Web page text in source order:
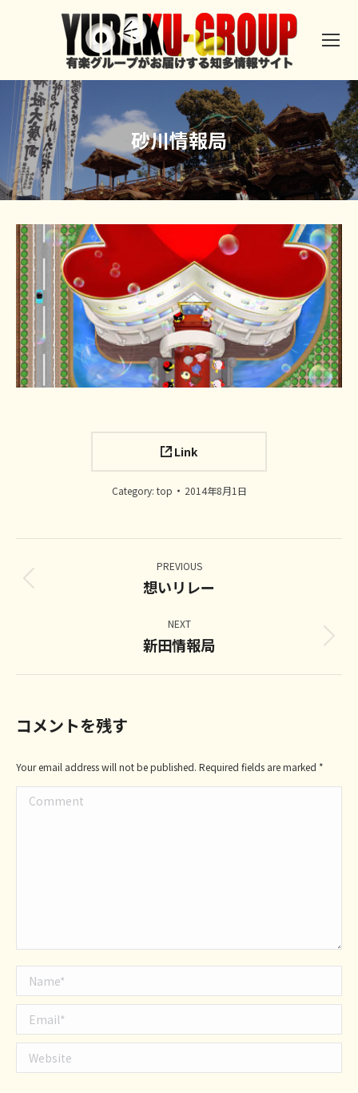
砂川情報局
Link
Category: top 2014年8月1日
navigation
PREVIOUS
Previous
想いリレー
NEXT
Next
新田情報局
コメントを残す
Your email address will not be published. Required fields are marked *
Comment
Name *
Email *
Website